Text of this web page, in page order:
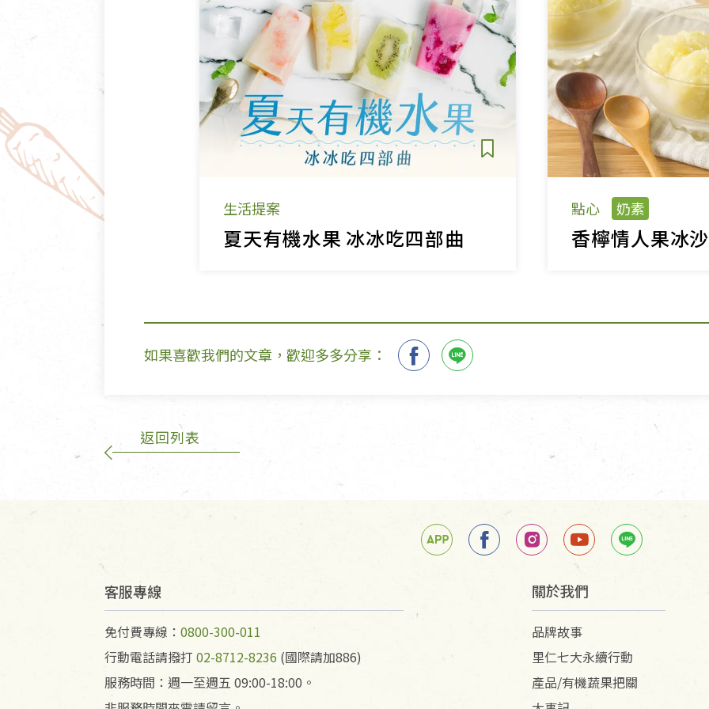
生活提案
夏天有機水果 冰冰吃四部曲
點心 奶素
香檸情人果冰沙
如果喜歡我們的文章，歡迎多多分享：
返回列表
客服專線
免付費專線： 0800-300-011
行動電話請撥打 02-8712-8236 (國際請加886)
服務時間：週一至週五 09:00-18:00。
關於我們
品牌故事
里仁七大永續行動
產品/有機蔬果把關